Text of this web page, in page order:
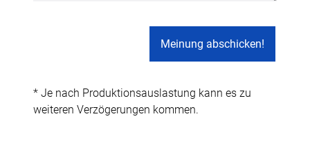
* Je nach Produktionsauslastung kann es zu
weiteren Verzögerungen kommen.